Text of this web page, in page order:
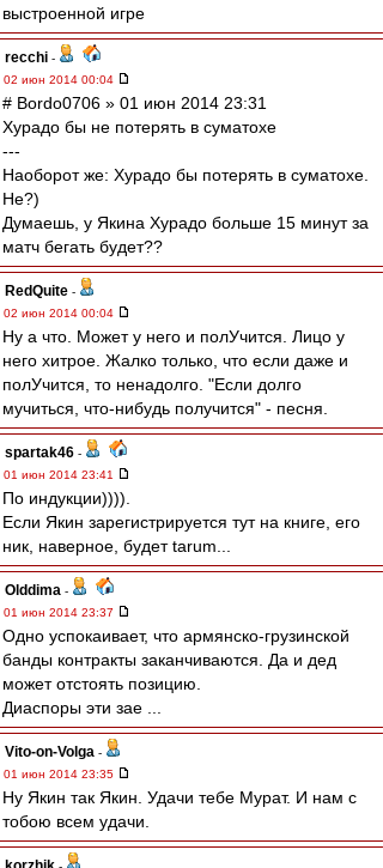
выстроенной игре
recchi -
02 июн 2014 00:04
# Bordo0706 » 01 июн 2014 23:31
Хурадо бы не потерять в суматохе
---
Наоборот же: Хурадо бы потерять в суматохе.
Не?)
Думаешь, у Якина Хурадо больше 15 минут за
матч бегать будет??
RedQuite -
02 июн 2014 00:04
Ну а что. Может у него и полУчится. Лицо у
него хитрое. Жалко только, что если даже и
полУчится, то ненадолго. "Если долго
мучиться, что-нибудь получится" - песня.
spartak46 -
01 июн 2014 23:41
По индукции)))).
Если Якин зарегистрируется тут на книге, его
ник, наверное, будет tarum...
Olddima -
01 июн 2014 23:37
Одно успокаивает, что армянско-грузинской
банды контракты заканчиваются. Да и дед
может отстоять позицию.
Диаспоры эти зае ...
Vito-on-Volga -
01 июн 2014 23:35
Ну Якин так Якин. Удачи тебе Мурат. И нам с
тобою всем удачи.